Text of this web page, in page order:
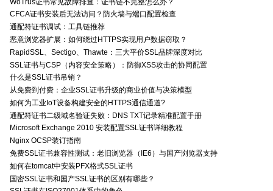
CFCA证书安装后无法访问？防火墙与端口配置检查
通配符证书调试：工具链推荐
恶意浏览器扩展：如何绕过HTTPS实现用户数据窃取？
RapidSSL、Sectigo、Thawte：三大平价SSL品牌深度对比
SSL证书与CSP（内容安全策略）：防御XSS攻击的协同配置
什么是SSL证书吊销？
从免费到付费：企业SSL证书升级的商业价值与决策模型
如何为工业IoT设备构建安全的HTTPS通信通道?
通配符证书二级域名验证失败：DNS TXT记录精准配置手册
Microsoft Exchange 2010 安装配置SSL证书详细教程
Nginx OCSP装订指南
免费SSL证书兼容性测试：老旧浏览器（IE6）与国产浏览器支持
如何在tomcat中安装PFX格式SSL证书
国密SSL证书和国产SSL证书的区别有哪些？